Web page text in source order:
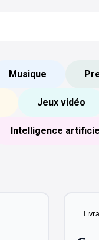
Musique
Jeux vidéo
Intelligence